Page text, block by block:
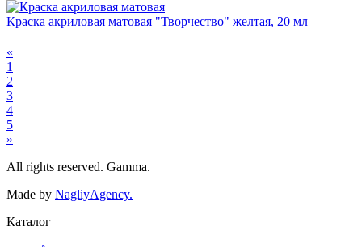
Краска акриловая матовая "Творчество" желтая, 20 мл
«
1
2
3
4
5
»
All rights reserved. Gamma.
Made by NagliyAgency.
Каталог